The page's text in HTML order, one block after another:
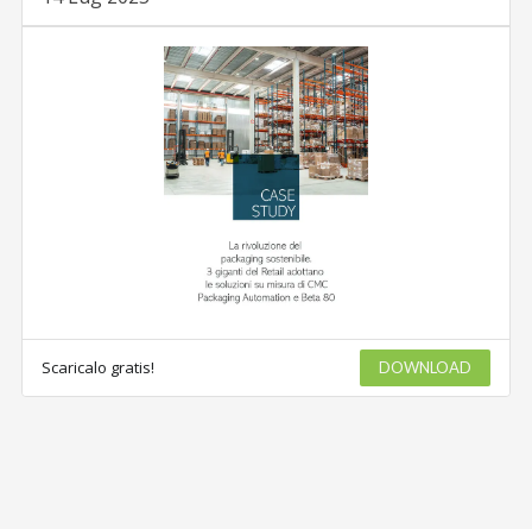
Scaricalo gratis! DOWNLOAD